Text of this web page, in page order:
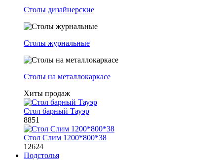
Столы дизайнерские
Столы журнальные
Столы на металлокаркасе
Хиты продаж
Стол барный Тауэр
8851
Стол Слим 1200*800*38
12624
Подстолья